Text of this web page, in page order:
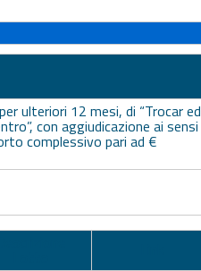
ulteriori 12 mesi, di “Trocar ed
con aggiudicazione ai sensi
complessivo pari ad €